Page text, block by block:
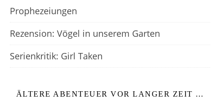
Prophezeiungen
Rezension: Vögel in unserem Garten
Serienkritik: Girl Taken
ÄLTERE ABENTEUER VOR LANGER ZEIT …